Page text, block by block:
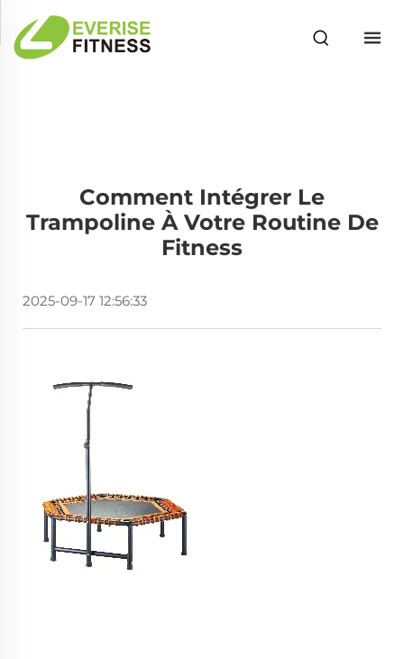
Comment Intégrer Le
Trampoline À Votre Routine De
Fitness
2025-09-17 12:56:33